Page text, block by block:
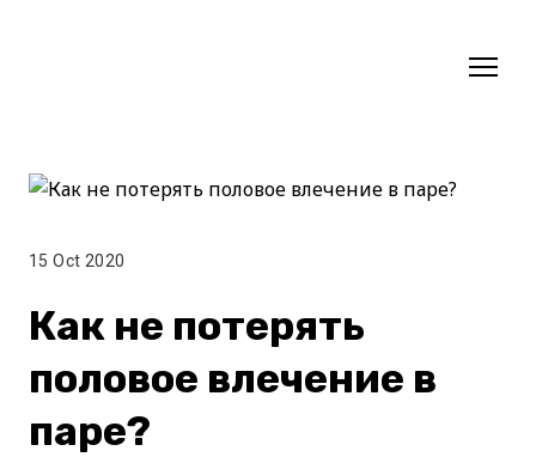
15 Oct 2020
Как не потерять
половое влечение в
паре?